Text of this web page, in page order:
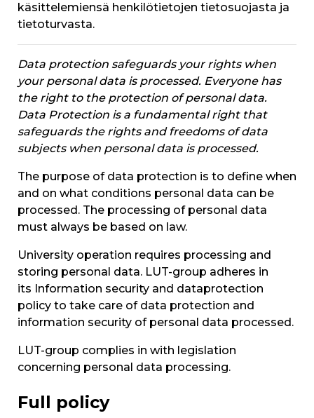
käsittelemiensä henkilötietojen tietosuojasta ja
tietoturvasta.
Data protection safeguards your rights when
your personal data is processed. Everyone has
the right to the protection of personal data.
Data Protection is a fundamental right that
safeguards the rights and freedoms of data
subjects when personal data is processed.
The purpose of data protection is to define when
and on what conditions personal data can be
processed. The processing of personal data
must always be based on law.
University operation requires processing and
storing personal data. LUT-group adheres in
its Information security and dataprotection
policy to take care of data protection and
information security of personal data processed.
LUT-group complies in with legislation
concerning personal data processing.
Full policy